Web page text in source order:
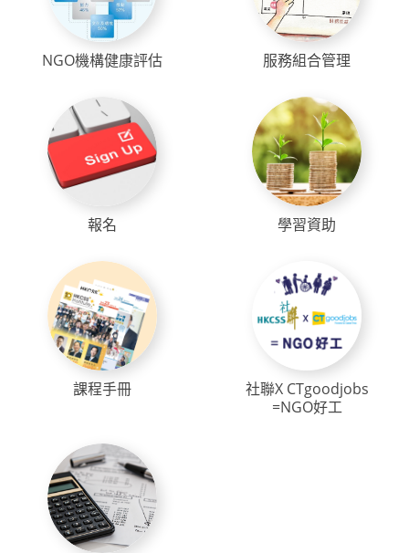
NGO機構健康評估 服務組合管理
報名 學習資助
課程手冊
社聯X CTgoodjobs
=NGO好工